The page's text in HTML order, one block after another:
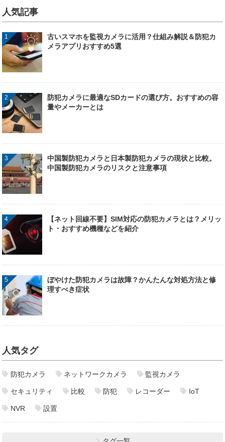
人気記事
古いスマホを監視カメラに活用？仕組み解説＆防犯カ
メラアプリおすすめ5選
防犯カメラに最適なSDカードの選び方。おすすめの容
量やメーカーとは
中国製防犯カメラと日本製防犯カメラの現状と比較。
中国製防犯カメラのリスクと注意事項
【ネット回線不要】SIM対応の防犯カメラとは？メリッ
ト・おすすめ機種などを紹介
ぼやけた防犯カメラは故障？かんたんな対処方法と修
理すべき症状
人気タグ
防犯カメラ ネットワークカメラ 監視カメラ
セキュリティ 比較 防犯 レコーダー IoT
NVR 設置